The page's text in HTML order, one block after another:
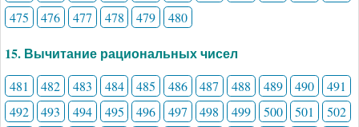
475
476 477 478 479 480
15. Вычитание рациональных чисел
481 482 483 484 485 486 487 488 489 490
491
492
493 494 495 496 497 498 499 500 501
502